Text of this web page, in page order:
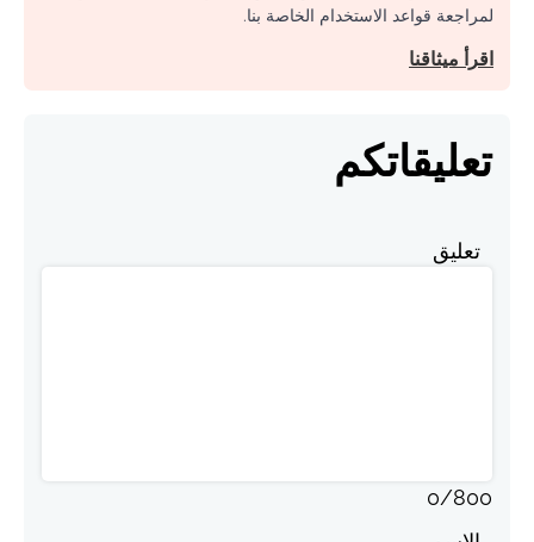
لمراجعة قواعد الاستخدام الخاصة بنا.
اقرأ ميثاقنا
تعليقاتكم
تعليق
0/800